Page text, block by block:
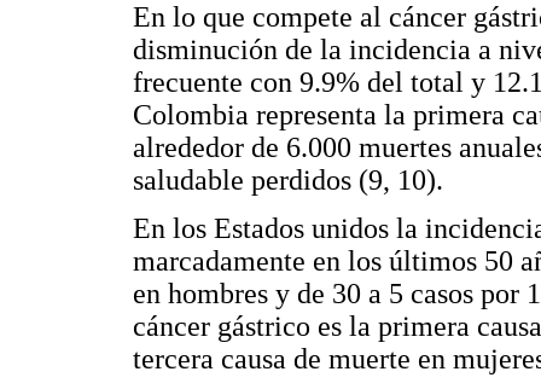
En lo que compete al cáncer
disminución de la incidencia a
frecuente con 9.9% del total y
Colombia representa la primera
alrededor de 6.000 muertes
saludable perdidos (9, 10).
En los Estados unidos la
marcadamente en los últimos 50
en hombres y de 30 a 5 casos por
cáncer gástrico es la primera
tercera causa de muerte en